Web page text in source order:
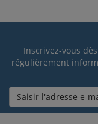
Inscrivez-vous
régulièrement
Saisir l'adresse e-